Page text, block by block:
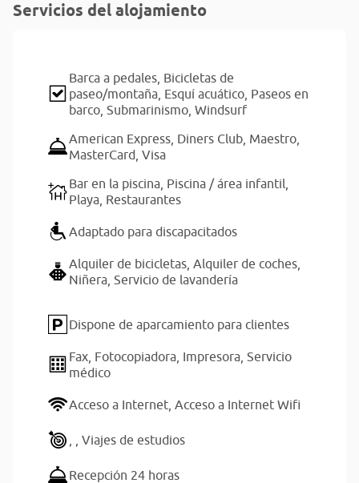
Servicios del alojamiento
Barca a pedales, Bicicletas de
paseo/montaña, Esquí acuático, Paseos en
barco, Submarinismo, Windsurf
American Express, Diners Club, Maestro,
MasterCard, Visa
Bar en la piscina, Piscina / área infantil,
Playa, Restaurantes
Adaptado para discapacitados
Alquiler de bicicletas, Alquiler de coches,
Niñera, Servicio de lavandería
Dispone de aparcamiento para clientes
Fax, Fotocopiadora, Impresora, Servicio
médico
Acceso a Internet, Acceso a Internet Wifi
Viajes de estudios
Recepción 24 horas